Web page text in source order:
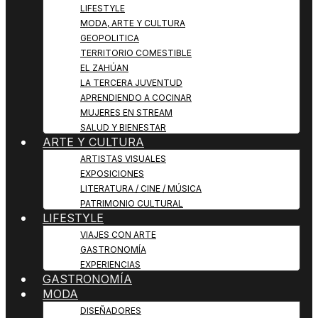
LIFESTYLE
MODA, ARTE Y CULTURA
GEOPOLITICA
TERRITORIO COMESTIBLE
EL ZAHÚAN
LA TERCERA JUVENTUD
APRENDIENDO A COCINAR
MUJERES EN STREAM
SALUD Y BIENESTAR
ARTE Y CULTURA
ARTISTAS VISUALES
EXPOSICIONES
LITERATURA / CINE / MÚSICA
PATRIMONIO CULTURAL
LIFESTYLE
VIAJES CON ARTE
GASTRONOMÍA
EXPERIENCIAS
GASTRONOMÍA
MODA
DISEÑADORES